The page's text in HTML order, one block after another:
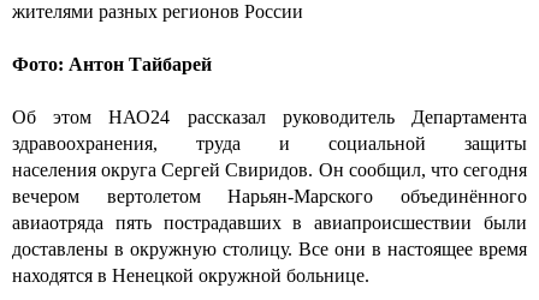
жителями разных регионов России
Фото: Антон Тайбарей
Об этом НАО24 рассказал руководитель Департамента
здравоохранения, труда и социальной защиты
населения округа Сергей Свиридов. Он сообщил, что сегодня
вечером вертолетом Нарьян-Марского объединённого
авиаотряда пять пострадавших в авиапроисшествии были
доставлены в окружную столицу. Все они в настоящее время
находятся в Ненецкой окружной больнице.